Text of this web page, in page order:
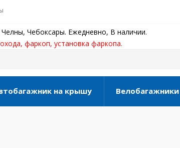
Чебоксары. Ежедневно, В наличии.
фаркоп, установка фаркопа.
на крышу Велобагажники